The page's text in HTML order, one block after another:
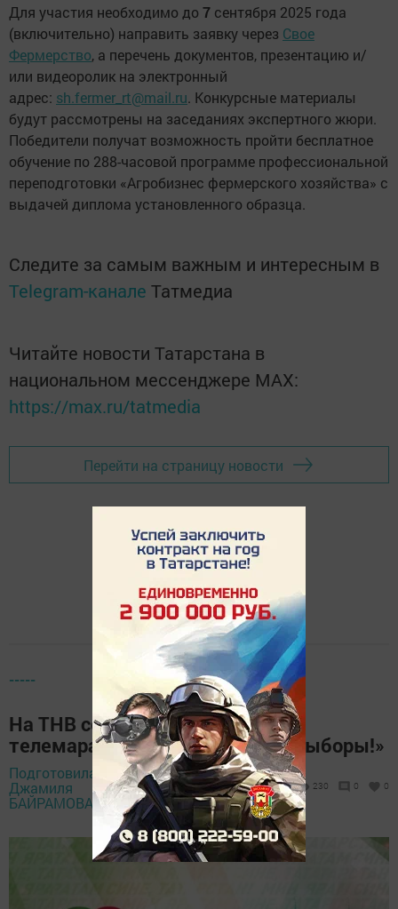
Для участия необходимо до 7 сентября 2025 года
(включительно) направить заявку через Свое
Фермерство, а перечень документов, презентацию и/
или видеоролик на электронный
адрес: sh.fermer rt@mail.ru. Конкурсные материалы
будут рассмотрены на заседаниях экспертного жюри.
Победители получат возможность пройти бесплатное
обучение по 288-часовой программе профессиональной
переподготовки «Агробизнес фермерского хозяйства» с
выдачей диплома установленного образца.
Следите за самым важным и интересным в
Telegram-канале Татмедиа
Читайте новости Татарстана в
национальном мессенджере MАХ:
https://max.ru/tatmedia
Перейти на страницу новости
-----
На ТНВ состоится 14-часовой
телемарафон «Всей семьей на выборы!»
Подготовила
Джамиля
БАЙРАМОВА,
3 сентября 2025 -
11:55
230 0 0